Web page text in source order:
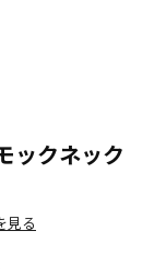
クネック
見る